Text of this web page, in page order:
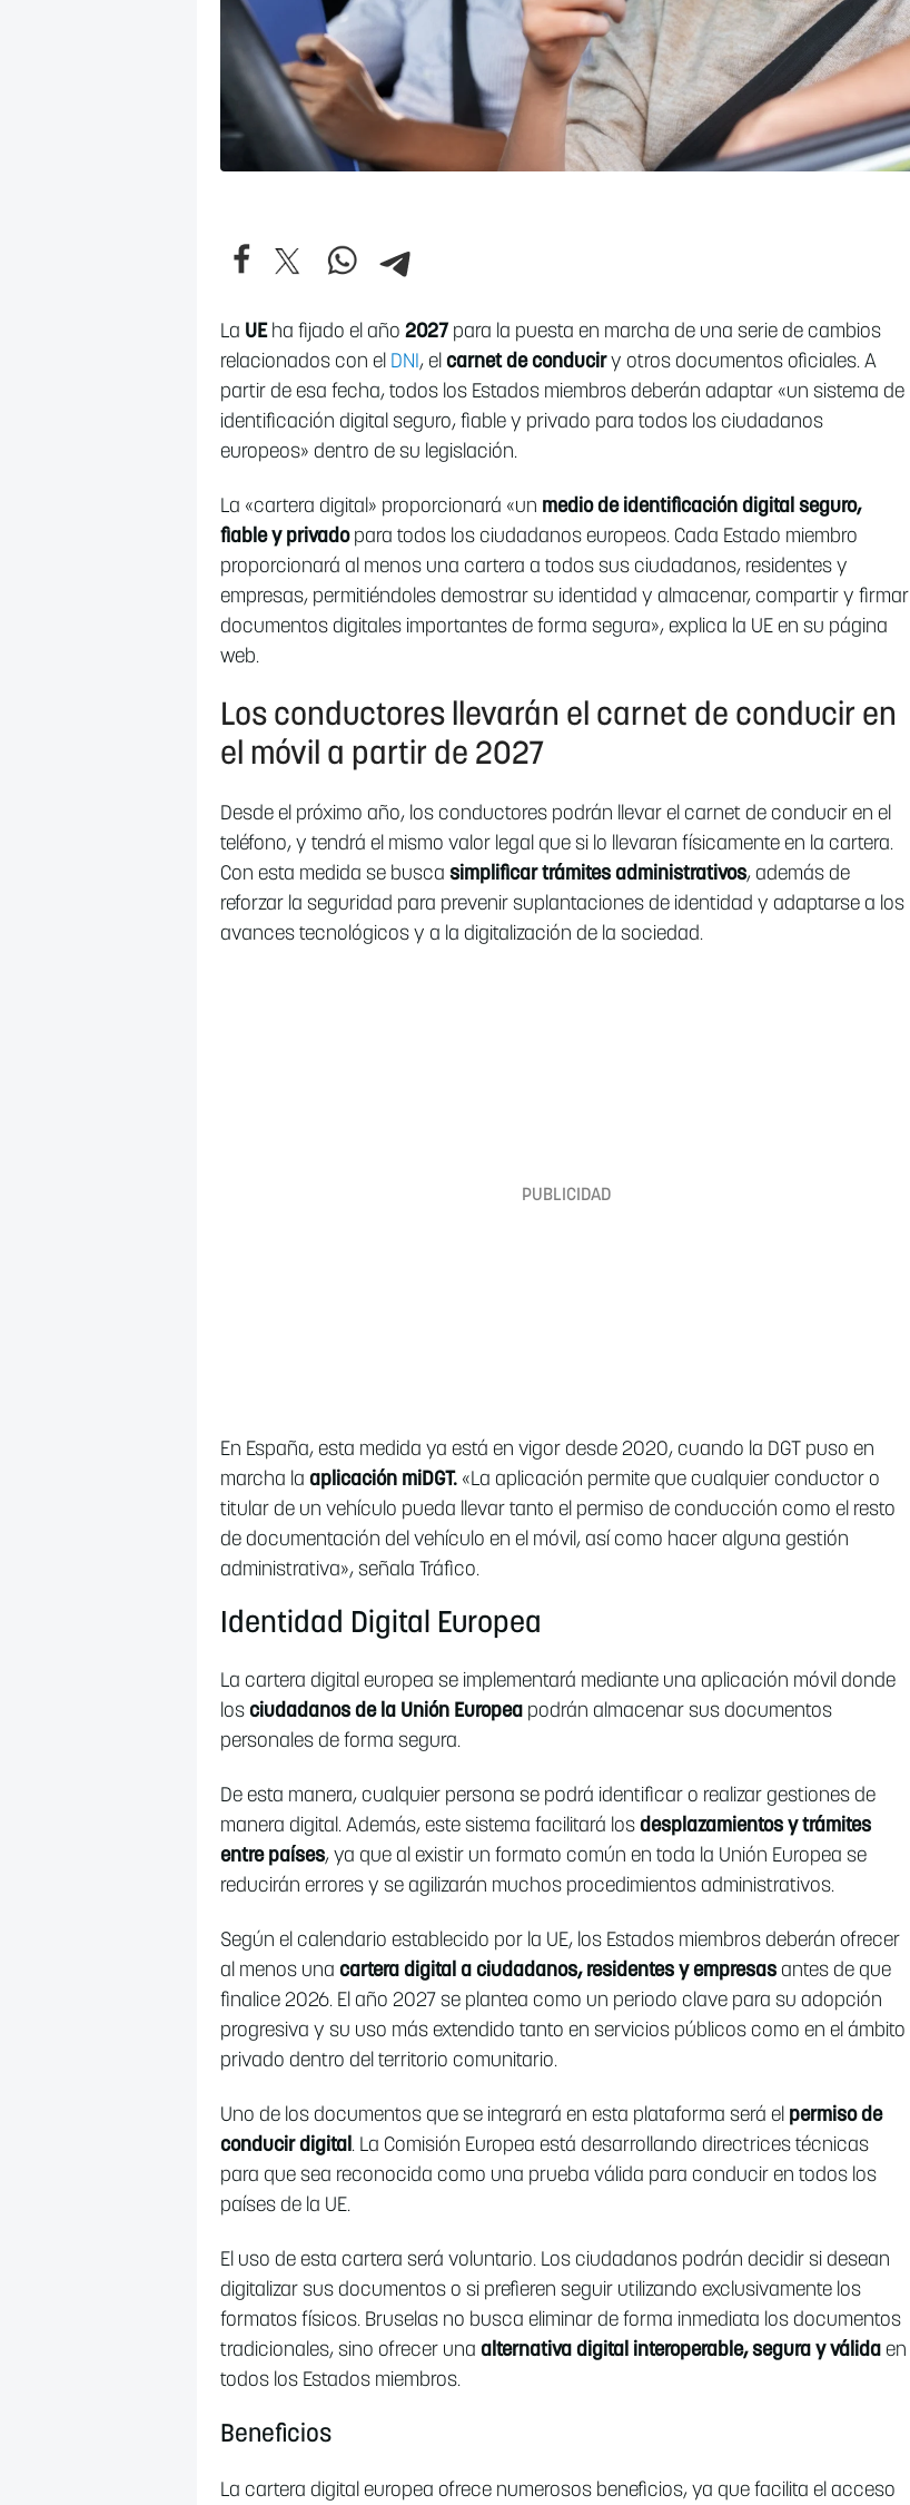
La UEha fijado el año 2027 para la puesta en marcha de una serie de cambios
relacionados con el DNI, el carnet de conduciry otros documentos oficiales. A
partir de esa fecha, todos los Estados miembros deberán adaptar «un sistema de
identificación digital seguro, fiable y privado para todos los ciudadanos
europeos» dentro de su legislación.
La «cartera digital» proporcionará «un medio de identificación digital seguro,
fiable y privadopara todos los ciudadanos europeos. Cada Estado miembro
proporcionará al menos una cartera a todos sus ciudadanos, residentes y
empresas, permitiéndoles demostrar su identidad y almacenar, compartir y firmar
documentos digitales importantes de forma segura», explica la UE en su página
web.
Los conductores llevarán el carnet de conducir en
el móvil a partir de 2027
Desde el próximo año, los conductores podrán llevar el carnet de conducir en el
teléfono, y tendrá el mismo valor legal que si lo llevaran físicamente en la cartera.
Con esta medida se busca simplificar trámites administrativos, además de
reforzar la seguridad para prevenir suplantaciones de identidad y adaptarse a los
avances tecnológicos y a la digitalización de la sociedad.
En España, esta medida ya está en vigor desde 2020, cuando la DGT puso en
marcha la aplicación miDGT. «La aplicación permite que cualquier conductor o
titular de un vehículo pueda llevar tanto el permiso de conducción como el resto
de documentación del vehículo en el móvil, así como hacer alguna gestión
administrativa», señala Tráfico.
Identidad Digital Europea
La cartera digital europea se implementará mediante una aplicación móvil donde
los ciudadanos de la Unión Europea podrán almacenar sus documentos
personales de forma segura.
De esta manera, cualquier persona se podrá identificar o realizar gestiones de
manera digital. Además, este sistema facilitará los desplazamientos y trámites
entre países, ya que al existir un formato común en toda la Unión Europea se
reducirán errores y se agilizarán muchos procedimientos administrativos.
Según el calendario establecido por la UE, los Estados miembros deberán ofrecer
al menos una cartera digital a ciudadanos, residentes y empresas antes de que
finalice 2026. El año 2027 se plantea como un periodo clave para su adopción
progresiva y su uso más extendido tanto en servicios públicos como en el ámbito
privado dentro del territorio comunitario.
Uno de los documentos que se integrará en esta plataforma será el permiso de
conducir digital. La Comisión Europea está desarrollando directrices técnicas
para que sea reconocida como una prueba válida para conducir en todos los
países de la UE.
El uso de esta cartera será voluntario. Los ciudadanos podrán decidir si desean
digitalizar sus documentos o si prefieren seguir utilizando exclusivamente los
formatos físicos. Bruselas no busca eliminar de forma inmediata los documentos
tradicionales, sino ofrecer una alternativa digital interoperable, segura y válida en
todos los Estados miembros.
Beneficios
La cartera digital europea ofrece numerosos beneficios, ya que facilita el acceso